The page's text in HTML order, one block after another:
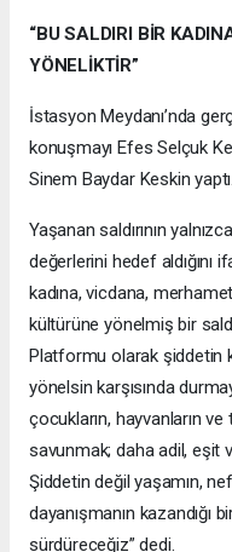
“BU SALDIRI BİR
YÖNELİKTİR”
İstasyon Meydanı’nda
konuşmayı Efes Selçuk
Sinem Baydar Keskin yaptı.
Yaşanan saldırının
değerlerini hedef aldığını
kadına, vicdana,
kültürüne yönelmiş bir
Platformu olarak şiddetin
yönelsin karşısında
çocukların, hayvanların ve
savunmak; daha adil, eşit
Şiddetin değil yaşamın,
dayanışmanın kazandığı
sürdüreceğiz” dedi.